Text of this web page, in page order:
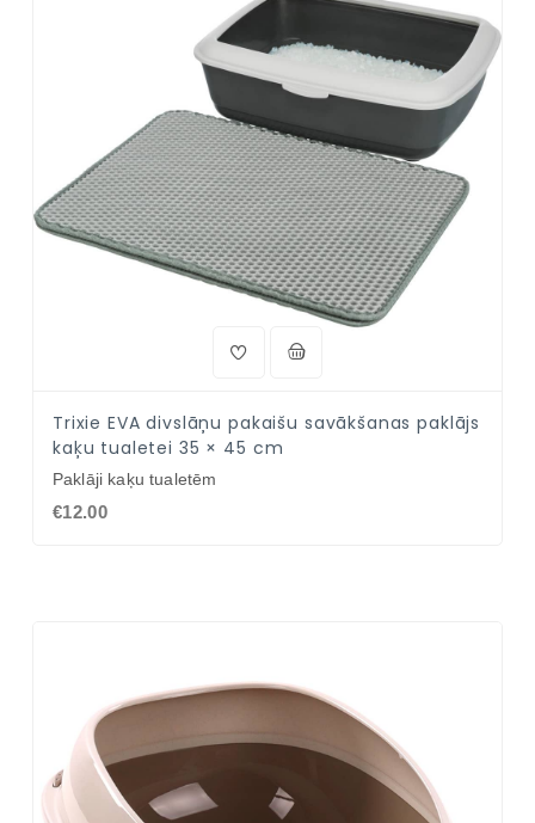
Trixie EVA divslāņu pakaišu savākšanas paklājs
kaķu tualetei 35 × 45 cm
Paklāji kaķu tualetēm
€12.00